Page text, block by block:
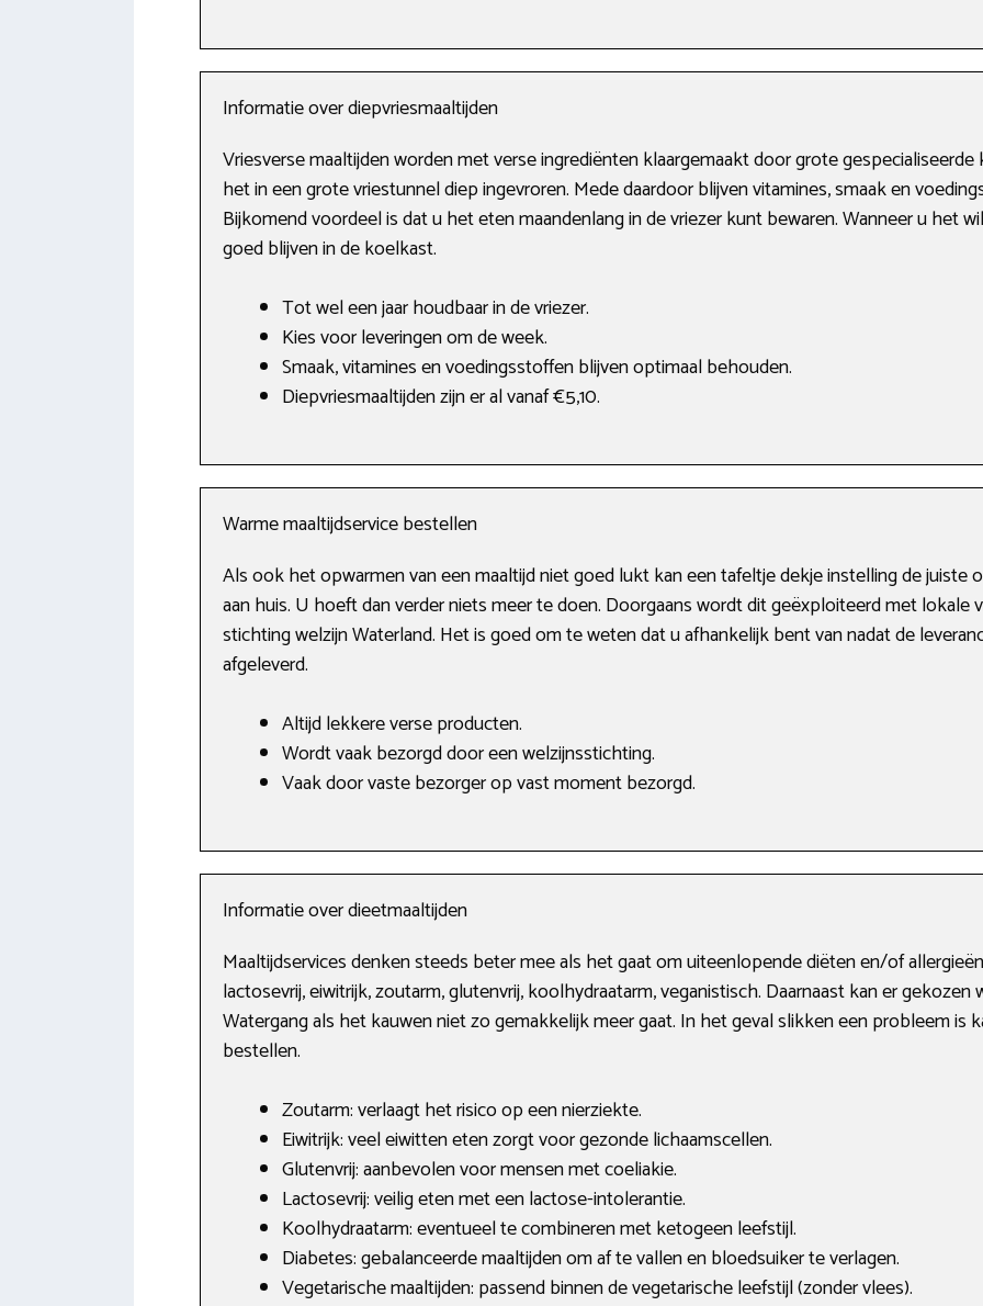
Informatie over diepvriesmaaltijden
Vriesverse maaltijden worden met verse ingrediënten klaargemaakt door grote
het in een grote vriestunnel diep ingevroren. Mede daardoor blijven vitamines, smaak en
Bijkomend voordeel is dat u het eten maandenlang in de vriezer kunt bewaren. Wanneer u het
goed blijven in de koelkast.
Tot wel een jaar houdbaar in de vriezer.
Kies voor leveringen om de week.
Smaak, vitamines en voedingsstoffen blijven optimaal behouden.
Diepvriesmaaltijden zijn er al vanaf €5,10.
Warme maaltijdservice bestellen
Als ook het opwarmen van een maaltijd niet goed lukt kan een tafeltje dekje instelling de juiste
aan huis. U hoeft dan verder niets meer te doen. Doorgaans wordt dit geëxploiteerd met lokale
stichting welzijn Waterland. Het is goed om te weten dat u afhankelijk bent van nadat de
afgeleverd.
Altijd lekkere verse producten.
Wordt vaak bezorgd door een welzijnsstichting.
Vaak door vaste bezorger op vast moment bezorgd.
Informatie over dieetmaaltijden
Maaltijdservices denken steeds beter mee als het gaat om uiteenlopende diëten en/of
lactosevrij, eiwitrijk, zoutarm, glutenvrij, koolhydraatarm, veganistisch. Daarnaast kan er
Watergang als het kauwen niet zo gemakkelijk meer gaat. In het geval slikken een probleem is
bestellen.
Zoutarm: verlaagt het risico op een nierziekte.
Eiwitrijk: veel eiwitten eten zorgt voor gezonde lichaamscellen.
Glutenvrij: aanbevolen voor mensen met coeliakie.
Lactosevrij: veilig eten met een lactose-intolerantie.
Koolhydraatarm: eventueel te combineren met ketogeen leefstijl.
Diabetes: gebalanceerde maaltijden om af te vallen en bloedsuiker te verlagen.
Vegetarische maaltijden: passend binnen de vegetarische leefstijl (zonder vlees).